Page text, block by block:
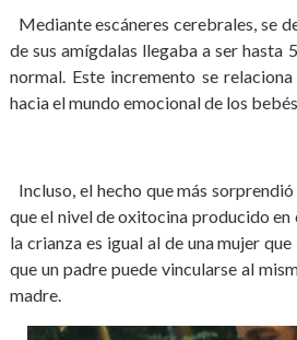
Mediante escáneres cerebrales, se
de sus amígdalas llegaba a ser hasta
normal. Este incremento se
hacia el mundo emocional de los
Incluso, el hecho que más
que el nivel de oxitocina producido
la crianza es igual al de una mujer
que un padre puede vincularse al
madre.